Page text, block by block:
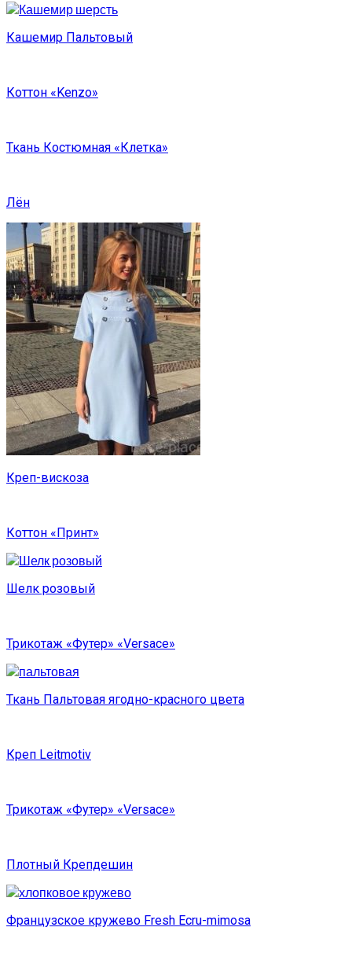
Кашемир Пальтовый
Коттон «Kenzo»
Ткань Костюмная «Клетка»
Лён
Креп-вискоза
Коттон «Принт»
Шелк розовый
Трикотаж «Футер» «Versace»
Ткань Пальтовая ягодно-красного цвета
Креп Leitmotiv
Трикотаж «Футер» «Versace»
Плотный Крепдешин
Французское кружево Fresh Ecru-mimosa